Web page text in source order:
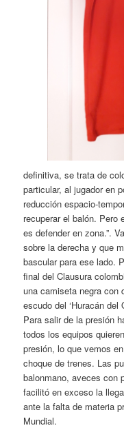
definitiva, se trata de
particular, al jugador en
reducción espacio-
recuperar el balón. Pero
es defender en zona.”.
sobre la derecha y que
bascular para ese lado.
final del Clausura
una camiseta negra con
escudo del ‘Huracán del
Para salir de la presión
todos los equipos
presión, lo que vemos
choque de trenes. Las
balonmano, aveces con
facilitó en exceso la
ante la falta de materia
Mundial.